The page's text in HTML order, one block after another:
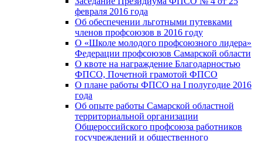
февраля 2016 года
Об обеспечении льготными путевками
членов профсоюзов в 2016 году
О «Школе молодого профсоюзного лидера»
Федерации профсоюзов Самарской области
О квоте на награждение Благодарностью
ФПСО, Почетной грамотой ФПСО
О плане работы ФПСО на I полугодие 2016
года
Об опыте работы Самарской областной
территориальной организации
Общероссийского профсоюза работников
госучреждений и общественного